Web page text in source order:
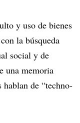
y uso de bienes
la búsqueda
social y de
una memoria
de “techno-